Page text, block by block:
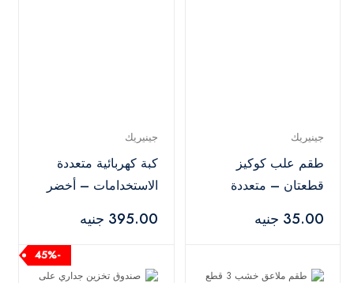
جينيريك
طقم علب كوكيز
قطعتان – متعددة
35.00 جنيه
جينيريك
كبة كهربائية متعددة
الاستخدامات – أخضر
395.00 جنيه
-45%